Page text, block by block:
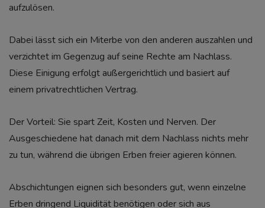
aufzulösen.
Dabei lässt sich ein Miterbe von den anderen auszahlen und
verzichtet im Gegenzug auf seine Rechte am Nachlass.
Diese Einigung erfolgt außergerichtlich und basiert auf
einem privatrechtlichen Vertrag.
Der Vorteil: Sie spart Zeit, Kosten und Nerven. Der
Ausgeschiedene hat danach mit dem Nachlass nichts mehr
zu tun, während die übrigen Erben freier agieren können.
Abschichtungen eignen sich besonders gut, wenn einzelne
Erben dringend Liquidität benötigen oder sich aus